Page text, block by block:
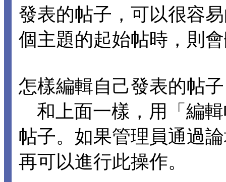
發表的帖子，可以很容
個主題的起始帖時，則
怎樣編輯自己發表的帖
和上面一樣，用「編
帖子。如果管理員通過
再可以進行此操作。